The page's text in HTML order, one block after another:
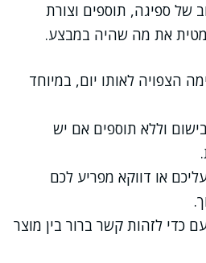
של ספיגה, תוספים וצורת
את מה שהיה במבצע.
הצפויה לאותו יום, במיוחד
וללא תוספים אם יש
או דווקא מפריע לכם
כדי לזהות קשר ברור בין מוצר